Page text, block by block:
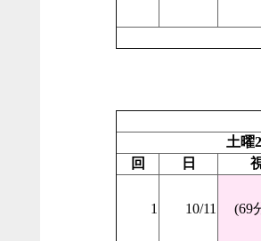
土曜
回
日
1 10/11 (69